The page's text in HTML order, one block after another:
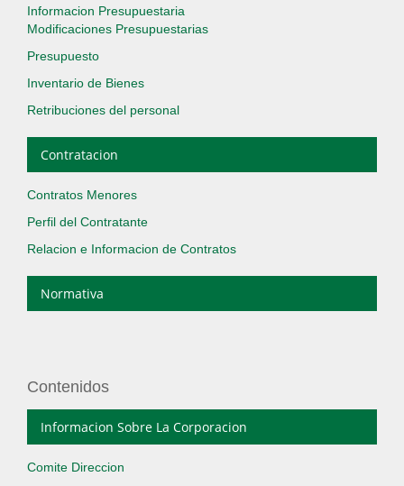
Informacion Presupuestaria
Modificaciones Presupuestarias
Presupuesto
Inventario de Bienes
Retribuciones del personal
Contratacion
Contratos Menores
Perfil del Contratante
Relacion e Informacion de Contratos
Normativa
Contenidos
Informacion Sobre La Corporacion
Comite Direccion